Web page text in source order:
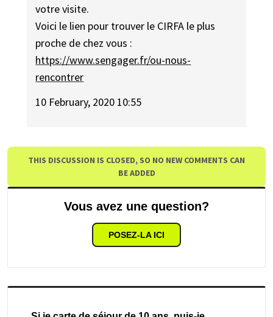
votre visite.
Voici le lien pour trouver le CIRFA le plus
proche de chez vous :
https://www.sengager.fr/ou-nous-
rencontrer
10 February, 2020 10:55
THIS DISCUSSION IS CLOSED, SO NO NEW COMMENTS CAN
BE ADDED
Vous avez une question?
POSEZ-LA ICI